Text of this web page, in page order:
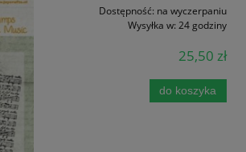
Dostępność: na wyczerpaniu
Wysyłka w: 24 godziny
25,50 zł
do koszyka